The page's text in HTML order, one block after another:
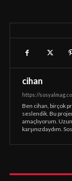
cihan
https://
Ben cihan, birçok
seslendik. Bu
amaçlıyorum.
karşınızdaydım.